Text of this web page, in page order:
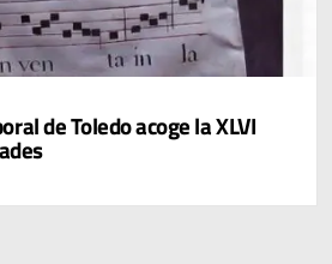
de Toledo acoge la XLVI